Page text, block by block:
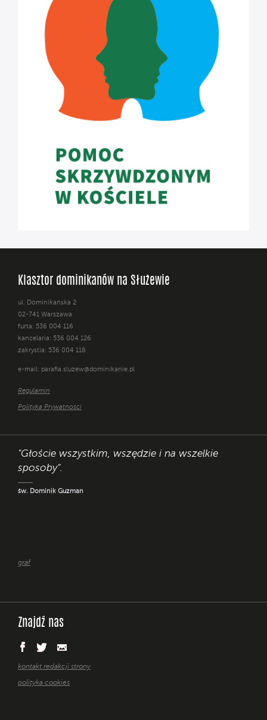
Klasztor dominikanów na Służewie
ul. Dominikańska 2
02-741 Warszawa
furta: 536 004 116
kancelaria: 536 004 126
zakrystia: 536 004 118
e-mail: parafia.sluzew@dominikanie.pl
Regulamin
Polityka Prywatności
"Głoście wszystkim, wszędzie i na wszelkie
sposoby".
św. Dominik Guzman
graf
Znajdź nas
kontakt redakcji strony
polityka cookies